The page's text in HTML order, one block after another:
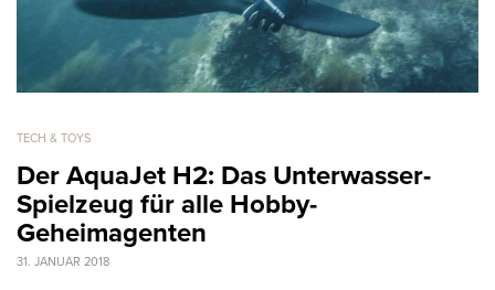
TECH & TOYS
Der AquaJet H2: Das Unterwasser-
Spielzeug für alle Hobby-
Geheimagenten
31. JANUAR 2018